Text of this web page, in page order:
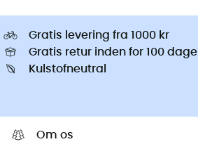
Gratis levering fra 1000 kr
Gratis retur inden for 100 dage
Kulstofneutral
Om os